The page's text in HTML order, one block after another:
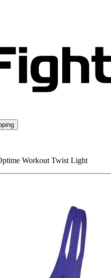
Workout Twist Light